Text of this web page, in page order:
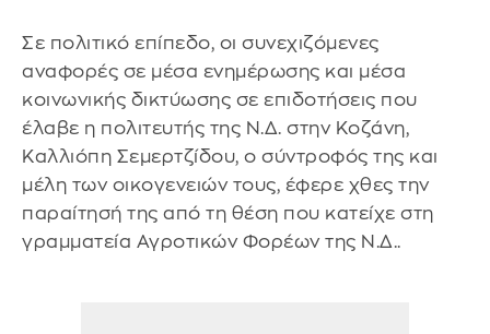
Σε πολιτικό επίπεδο, οι συνεχιζόμενες
αναφορές σε μέσα ενημέρωσης και μέσα
κοινωνικής δικτύωσης σε επιδοτήσεις που
έλαβε η πολιτευτής της Ν.Δ. στην Κοζάνη,
Καλλιόπη Σεμερτζίδου, ο σύντροφός της και
μέλη των οικογενειών τους, έφερε χθες την
παραίτησή της από τη θέση που κατείχε στη
γραμματεία Αγροτικών Φορέων της Ν.Δ..